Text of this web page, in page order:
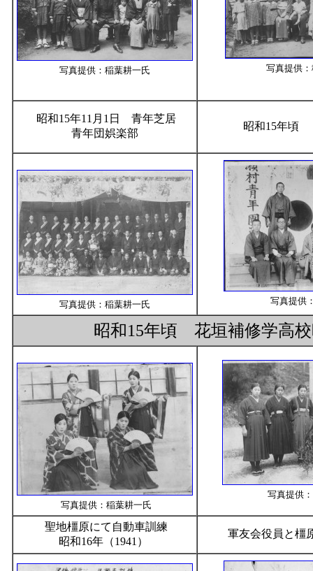
写真提供：稲葉耕一氏 写真提供
昭和15年11月1日 青年芝居
青年団娯楽部
昭和15年頃
写真提供：稲葉耕一氏 写真提供
昭和15年頃 花垣補修学高
写真提供：稲葉耕一氏
写真提供
聖地橿原にて自動車訓練
昭和16年（1941）
軍友会役員と橿